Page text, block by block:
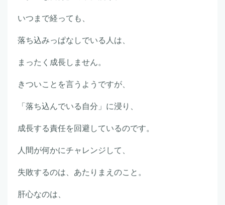
いつまで経っても、
落ち込みっぱなしでいる人は、
まったく成長しません。
きついことを言うようですが、
「落ち込んでいる自分」に浸り、
成長する責任を回避しているのです。
人間が何かにチャレンジして、
失敗するのは、あたりまえのこと。
肝心なのは、